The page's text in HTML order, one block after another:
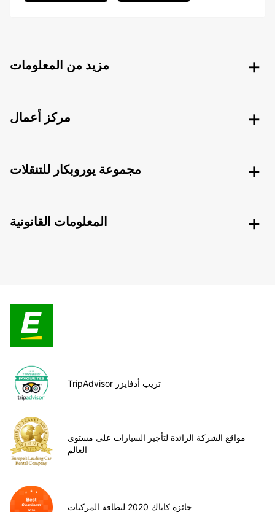
مزيد من المعلومات
مركز أعمال
مجموعة يوروبكار للتنقلات
المعلومات القانونية
TripAdvisor تريب أدفايزر
مواقع الشركة الرائدة لتأجير السيارات على مستوى
العالم
جائزة كاياك 2020 لنظافة المركبات